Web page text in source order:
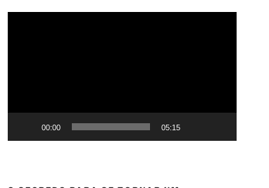
00:00 05:15